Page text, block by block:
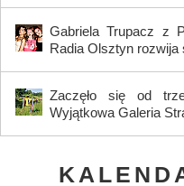
Gabriela Trupacz z
Radia Olsztyn rozwija
Zaczęło się od
Wyjątkowa Galeria